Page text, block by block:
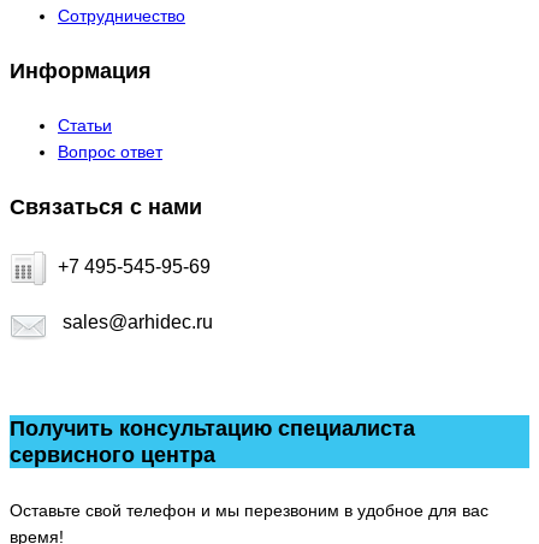
Сотрудничество
Информация
Статьи
Вопрос ответ
Связаться с нами
+7 495-545-95-69
sales@arhidec.ru
Получить консультацию специалиста
сервисного центра
Оставьте свой телефон и мы перезвоним в удобное для вас
время!